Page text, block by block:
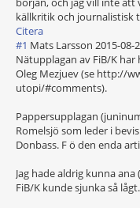
källkritik och journalistisk
Citera
#1 Mats Larsson 2015-08-
Nätupplagan av FiB/K
Oleg Mezjuev (se http://
utopi/#comments).
Pappersupplagan
Romelsjö som leder i
Donbass. F ö den enda
Jag hade aldrig kunna
FiB/K kunde sjunka så lågt.